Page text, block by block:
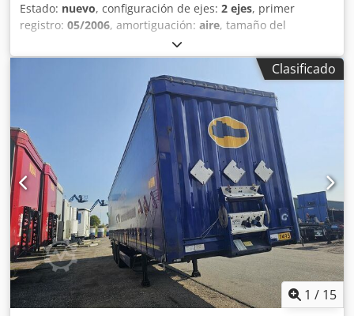
Estado: nuevo, configuración de ejes: 2 ejes, primer
registro: 05/2006, amortiguación: aire, tamaño del
, color:
2006, Medidas de los neumáticos: 275/70R22.5
Suspensión: Suspensión neumática Masa máxima
autorizada: 32 000 kg Marca de la carrocería: Bulthuis
Precio: Consultar Dcjdpfxezrmbpj Ab Dok
Clasificado
1 / 15